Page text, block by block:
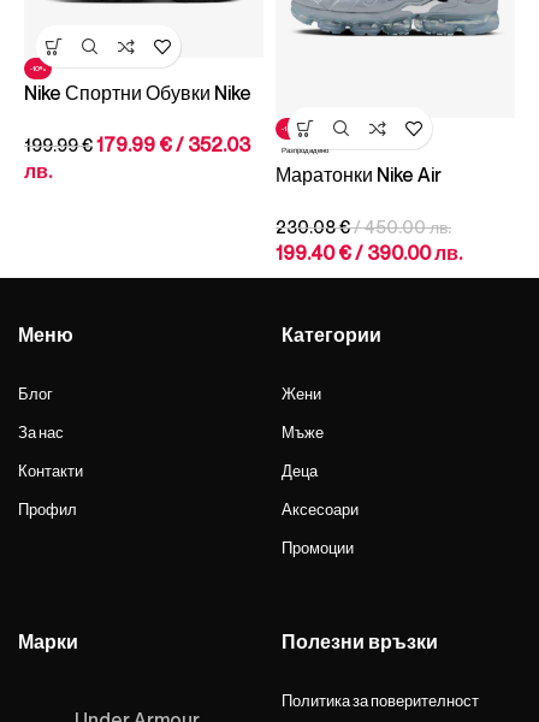
-10%
Nike Спортни Обувки Nike
199.99€179.99 €/ 352.03
лв.
-13%
Разпродадено
Маратонки Nike Air
230.08€/ 450.00 лв.
199.40€/ 390.00 лв.
Меню
Блог
За нас
Контакти
Профил
Категории
Жени
Мъже
Деца
Аксесоари
Промоции
Марки Полезни връзки
Политика за поверителност